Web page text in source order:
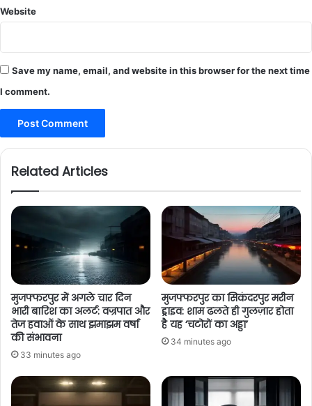
Website
Save my name, email, and website in this browser for the next time
I comment.
Related Articles
मुजफ्फरपुर में अगले चार दिन
भारी बारिश का अलर्ट: वज्रपात और
तेज हवाओं के साथ झमाझम वर्षा
की संभावना
33 minutes ago
मुजफ्फरपुर का सिकंदरपुर मरीन
ड्राइव: शाम ढलते ही गुलज़ार होता
है यह ‘चटोरों का अड्डा’
34 minutes ago